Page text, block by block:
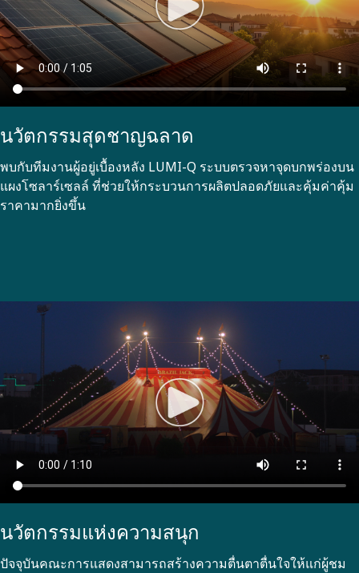
นวัตกรรมสุดชาญฉลาด
พบกับทีมงานผู้อยู่เบื้องหลัง LUMI-Q ระบบตรวจหาจุดบกพร่องบน
แผงโซลาร์เซลล์ ที่ช่วยให้กระบวนการผลิตปลอดภัยและคุ้มค่าคุ้ม
ราคามากยิ่งขึ้น
นวัตกรรมแห่งความสนุก
ปัจจุบันคณะการแสดงสามารถสร้างความตื่นตาตื่นใจให้แก่ผู้ชม